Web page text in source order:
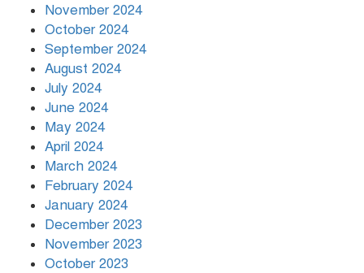
November 2024
October 2024
September 2024
August 2024
July 2024
June 2024
May 2024
April 2024
March 2024
February 2024
January 2024
December 2023
November 2023
October 2023